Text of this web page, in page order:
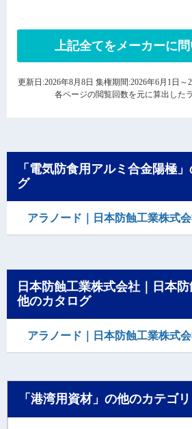
上記全てをメーカーに
更新日:2026年8月8日 集権期間:2026年6月1日
各ページの閲覧回数を元に算出した
「電気防食用アルミ合金陽極
グ
アラノード｜日本防蝕工業株式
日本防蝕工業株式会社｜日本
他のカタログ
アラノード｜日本防蝕工業株式
「港湾用資材」の他のカテゴリ